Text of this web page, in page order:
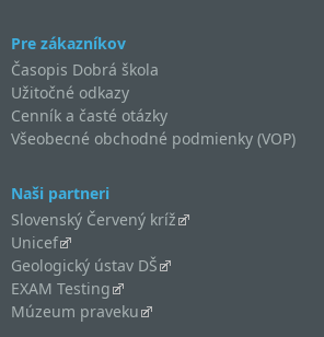
Pre zákazníkov
Časopis Dobrá škola
Užitočné odkazy
Cenník a časté otázky
Všeobecné obchodné podmienky (VOP)
Naši partneri
Slovenský Červený kríž
Unicef
Geologický ústav DŠ
EXAM Testing
Múzeum praveku